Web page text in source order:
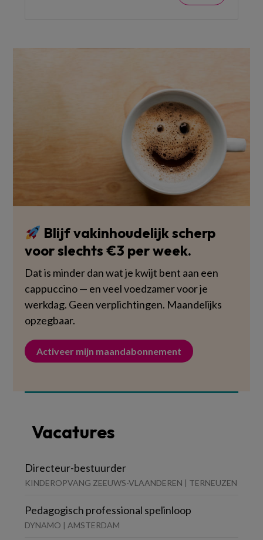
Blijf vakinhoudelijk scherp
voor slechts €3 per week.
Dat is minder dan wat je kwijt bent aan een
cappuccino — en veel voedzamer voor je
werkdag. Geen verplichtingen. Maandelijks
opzegbaar.
Activeer mijn maandabonnement
Vacatures
Directeur-bestuurder
KINDEROPVANG ZEEUWS-VLAANDEREN | TERNEUZEN
Pedagogisch professional spelinloop
DYNAMO | AMSTERDAM